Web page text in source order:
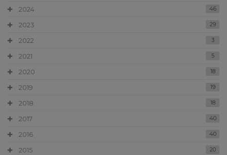
2024 46
2023 29
2022 3
2021 5
2020 18
2019 19
2018 18
2017 40
2016 40
2015 20